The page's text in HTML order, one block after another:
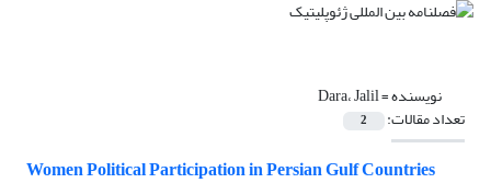
نویسنده =Dara، Jalil
تعداد مقالات: 2
Women Political Participation in Persian Gulf Countries